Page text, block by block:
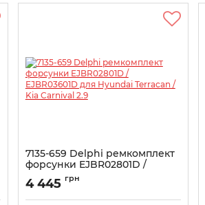
7135-659 Delphi ремкомплект
форсунки EJBR02801D /
EJBR03601D для Hyundai
Terracan / Kia Carnival 2.9
Артикул: 7135-659
4 445 грн